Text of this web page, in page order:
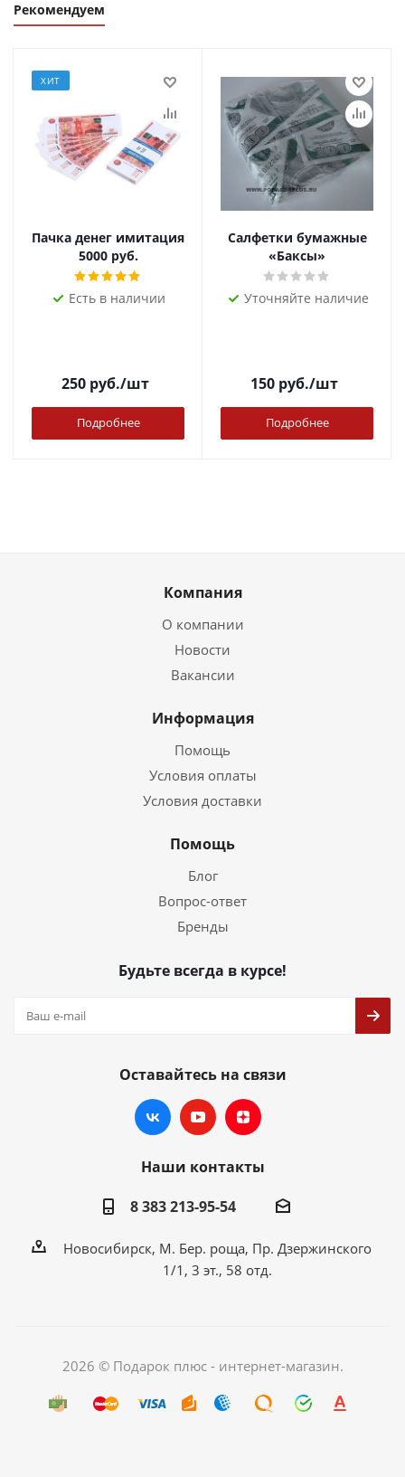
Рекомендуем
ХИТ
Пачка денег имитация
5000 руб.
Есть в наличии
250руб./шт
Подробнее
Салфетки бумажные
«Баксы»
Уточняйте наличие
150руб./шт
Подробнее
Компания
О компании
Новости
Вакансии
Информация
Помощь
Условия оплаты
Условия доставки
Помощь
Блог
Вопрос-ответ
Бренды
Будьте всегда в курсе!
Оставайтесь на связи
Наши контакты
8 383 213-95-54
Новосибирск, М. Бер. роща, Пр. Дзержинского
1/1, 3 эт., 58 отд.
2026 © Подарок плюс - интернет-магазин.